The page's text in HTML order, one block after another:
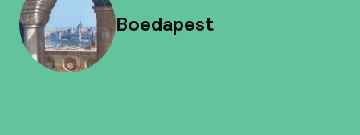
Boedapest